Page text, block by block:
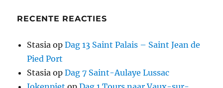
RECENTE REACTIES
Stasia opDag 13 Saint Palais – Saint Jean de
Pied Port
Stasia opDag 7 Saint-Aulaye Lussac